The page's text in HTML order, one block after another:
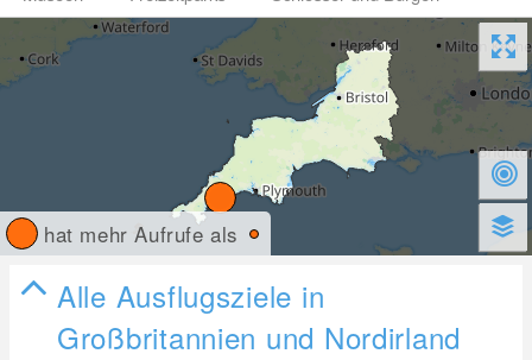
hat mehr Aufrufe als
Alle Ausflugsziele in
Großbritannien und Nordirland